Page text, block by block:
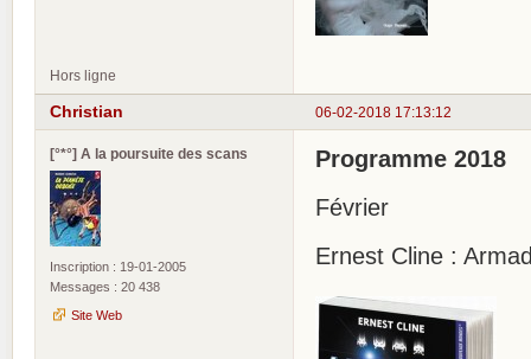
Hors ligne
06-02-2018 17:13:12
Christian
[°*°] A la poursuite des scans
Inscription : 19-01-2005
Messages : 20 438
Site Web
Programme 2018
Février
Ernest Cline :